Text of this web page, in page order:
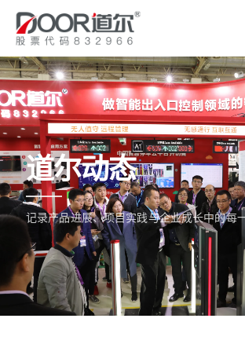
道尔动态
记录产品进展、项目实践与企业成长中的每